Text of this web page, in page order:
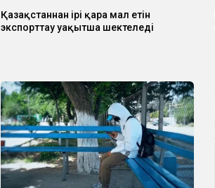
Қазақстаннан ірі қара мал етін
экспорттау уақытша шектеледі